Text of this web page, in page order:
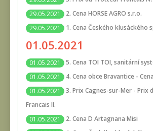
29.05.2021
2. Cena HORSE AGRO s.r.o.
29.05.2021
1. Cena Českého klusáckého
01.05.2021
01.05.2021
5. Cena TOI TOI, sanitární
01.05.2021
4. Cena obce Bravantice -
01.05.2021
3. Prix Cagnes-sur-Mer - Prix
Francais II.
01.05.2021
2. Cena D Artagnana Misi